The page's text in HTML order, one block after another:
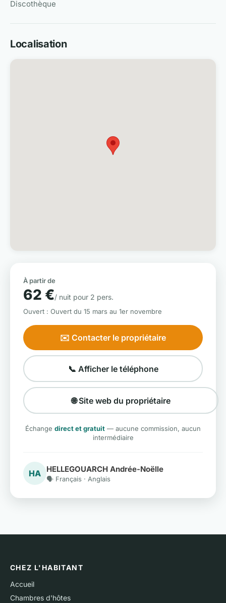
Discothèque
Localisation
À partir de
62 €/ nuit pour 2 pers.
Ouvert : Ouvert du 15 mars au 1er novembre
✉️ Contacter le propriétaire
📞 Afficher le téléphone
🌐 Site web du propriétaire
Échange direct et gratuit — aucune commission, aucun
intermédiaire
HA HELLEGOUARCH Andrée-Noëlle
🗣️ Français · Anglais
CHEZ L'HABITANT
Accueil
Chambres d'hôtes